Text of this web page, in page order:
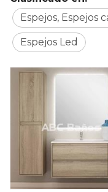
Espejos, Espejos
Espejos Led